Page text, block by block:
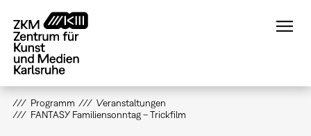
zum
Inhalt
Programm
Veranstaltungen
FANTASY Familiensonntag – Trickfilm